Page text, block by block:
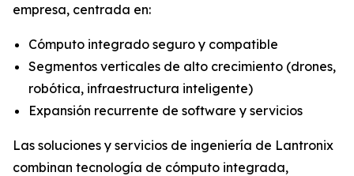
empresa, centrada en:
Cómputo integrado seguro y compatible
Segmentos verticales de alto crecimiento (drones,
robótica, infraestructura inteligente)
Expansión recurrente de software y servicios
Las soluciones y servicios de ingeniería de Lantronix
combinan tecnología de cómputo integrada,